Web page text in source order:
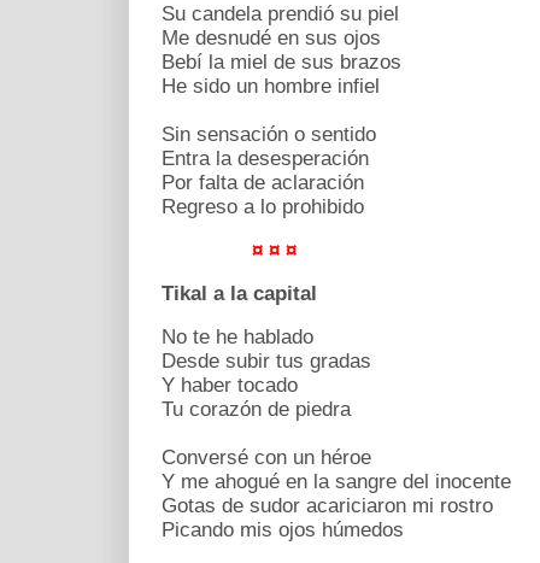
Su candela prendió su piel
Me desnudé en sus ojos
Bebí la miel de sus brazos
He sido un hombre infiel
Sin sensación o sentido
Entra la desesperación
Por falta de aclaración
Regreso a lo prohibido
¤ ¤ ¤
Tikal a la capital
No te he hablado
Desde subir tus gradas
Y haber tocado
Tu corazón de piedra
Conversé con un héroe
Y me ahogué en la sangre del inocente
Gotas de sudor acariciaron mi rostro
Picando mis ojos húmedos